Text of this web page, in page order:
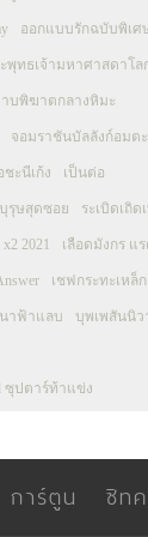
ออกแบบรักฉบับพิเศ
พุทธเจ้ามหาศาสดาโล
บพิฆาตกลางหิมะ
จอมราชันบัลลังก์อมตะ
ชะนีเก้ง เป็นต่อ
รุษสุดซอย ระเบิดเถิด
2021 เลือดมังกร แ
เชฟกระทะเหล็ก
าฟ้าแลบ บุพเพสันนิว
ซุปตาร์ท้าแข่ง
การ์ตูน ซิท